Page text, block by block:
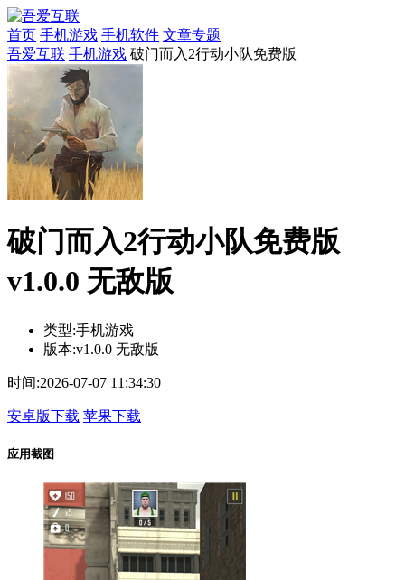
首页 手机游戏 手机软件 文章专题
吾爱互联 手机游戏 破门而入2行动小队免费版
破门而入2行动小队免费版
v1.0.0 无敌版
类型:手机游戏
版本:v1.0.0 无敌版
时间:2026-07-07 11:34:30
安卓版下载 苹果下载
应用截图